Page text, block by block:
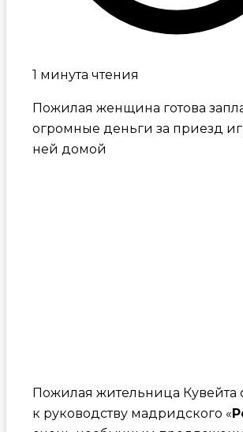
1 минута чтения
Пожилая женщина готова
огромные деньги за приезд
ней домой
Пожилая жительница Кувейта
к руководству мадридского «